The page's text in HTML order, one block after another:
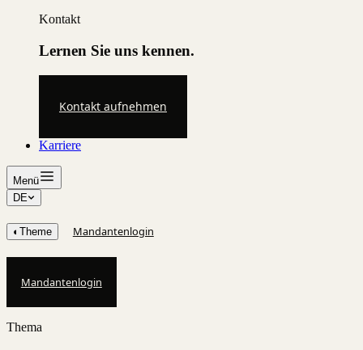
Kontakt
Lernen Sie uns kennen.
Kontakt aufnehmen
Karriere
Menü
DE
◐ Theme Mandantenlogin
Mandantenlogin
Thema